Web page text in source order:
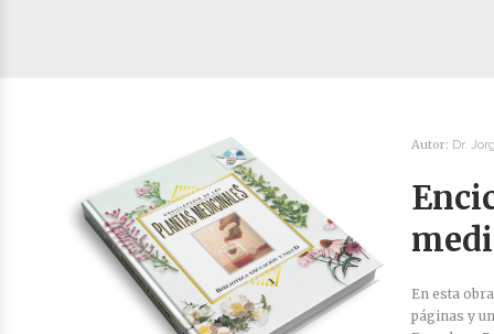
Autor: Dr.
En esta
páginas y